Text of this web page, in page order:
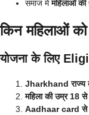
समाज मेंमहिलाओं
किन महिलाओं को
योजना के लिए
Jharkhand राज्य
महिला की उम्र 18
Aadhaar card से